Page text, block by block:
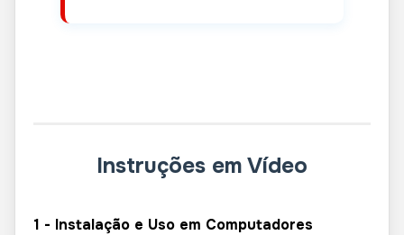
Instruções em Vídeo
1 - Instalação e Uso em Computadores